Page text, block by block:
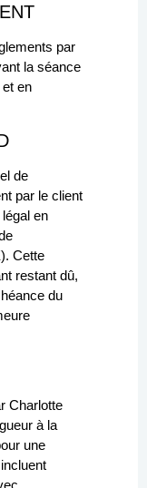
par
la séance
en
de
par le client
en
Cette
restant dû,
du
Charlotte
à la
une